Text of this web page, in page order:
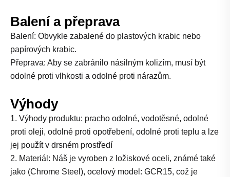
Balení a přeprava
Balení: Obvykle zabalené do plastových krabic nebo
papírových krabic.
Přeprava: Aby se zabránilo násilným kolizím, musí být
odolné proti vlhkosti a odolné proti nárazům.
Výhody
1. Výhody produktu: pracho odolné, vodotěsné, odolné
proti oleji, odolné proti opotřebení, odolné proti teplu a lze
jej použít v drsném prostředí
2. Materiál: Náš je vyroben z ložiskové oceli, známé také
jako (Chrome Steel), ocelový model: GCR15, což je